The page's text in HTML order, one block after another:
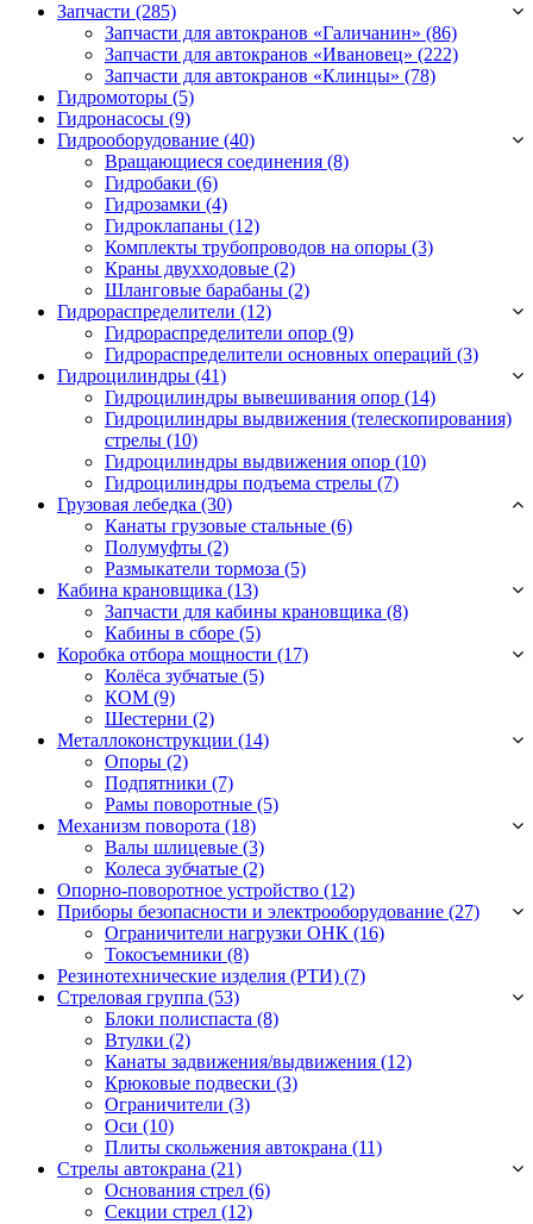
Запчасти (285)
Запчасти для автокранов «Галичанин» (86)
Запчасти для автокранов «Ивановец» (222)
Запчасти для автокранов «Клинцы» (78)
Гидромоторы (5)
Гидронасосы (9)
Гидрооборудование (40)
Вращающиеся соединения (8)
Гидробаки (6)
Гидрозамки (4)
Гидроклапаны (12)
Комплекты трубопроводов на опоры (3)
Краны двухходовые (2)
Шланговые барабаны (2)
Гидрораспределители (12)
Гидрораспределители опор (9)
Гидрораспределители основных операций (3)
Гидроцилиндры (41)
Гидроцилиндры вывешивания опор (14)
Гидроцилиндры выдвижения (телескопирования)
стрелы (10)
Гидроцилиндры выдвижения опор (10)
Гидроцилиндры подъема стрелы (7)
Грузовая лебедка (30)
Канаты грузовые стальные (6)
Полумуфты (2)
Размыкатели тормоза (5)
Кабина крановщика (13)
Запчасти для кабины крановщика (8)
Кабины в сборе (5)
Коробка отбора мощности (17)
Колёса зубчатые (5)
КОМ (9)
Шестерни (2)
Металлоконструкции (14)
Опоры (2)
Подпятники (7)
Рамы поворотные (5)
Механизм поворота (18)
Валы шлицевые (3)
Колеса зубчатые (2)
Опорно-поворотное устройство (12)
Приборы безопасности и электрооборудование (27)
Ограничители нагрузки ОНК (16)
Токосъемники (8)
Резинотехнические изделия (РТИ) (7)
Стреловая группа (53)
Блоки полиспаста (8)
Втулки (2)
Канаты задвижения/выдвижения (12)
Крюковые подвески (3)
Ограничители (3)
Оси (10)
Плиты скольжения автокрана (11)
Стрелы автокрана (21)
Основания стрел (6)
Секции стрел (12)